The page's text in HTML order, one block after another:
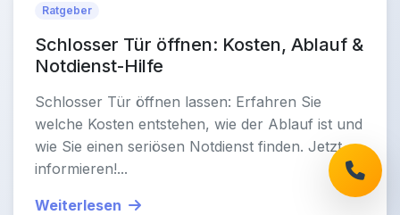
Ratgeber
Schlosser Tür öffnen: Kosten, Ablauf &
Notdienst-Hilfe
Schlosser Tür öffnen lassen: Erfahren Sie
welche Kosten entstehen, wie der Ablauf ist und
wie Sie einen seriösen Notdienst finden. Jetzt
informieren!...
Weiterlesen